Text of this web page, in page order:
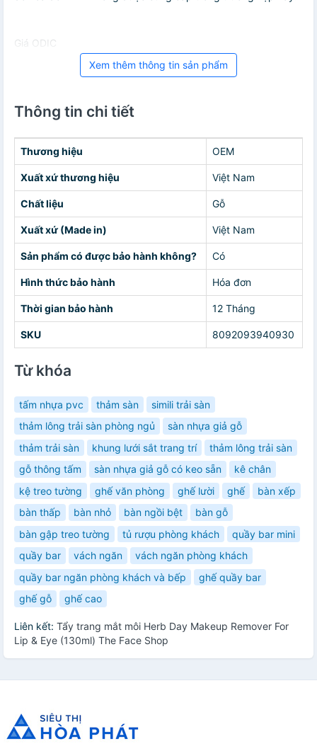
Giá ODIC
Xem thêm thông tin sản phẩm
Thông tin chi tiết
Thương hiệu OEM
Xuất xứ thương hiệu Việt Nam
Chất liệu Gỗ
Xuất xứ (Made in) Việt Nam
Sản phẩm có được bảo hành không? Có
Hình thức bảo hành Hóa đơn
Thời gian bảo hành 12 Tháng
SKU 8092093940930
Từ khóa
tấm nhựa pvc thảm sàn
simili trải sàn
thảm lông trải sàn phòng ngủ
sàn nhựa giả gỗ
thảm trải sàn
khung lưới sắt trang trí
thảm lông trải sàn
gỗ thông tấm
sàn nhựa giả gỗ có keo sẵn
kê chân
kệ treo tường
ghế văn phòng ghế lười ghế
bàn xếp
bàn thấp
bàn nhỏ bàn ngồi bệt
bàn gỗ
bàn gập treo tường
tủ rượu phòng khách
quầy bar mini
quầy bar
vách ngăn
vách ngăn phòng khách
quầy bar ngăn phòng khách và bếp
ghế quầy bar
ghế gỗ
ghế cao
Liên kết: Tẩy trang mắt môi Herb Day Makeup Remover For
Lip & Eye (130ml) The Face Shop